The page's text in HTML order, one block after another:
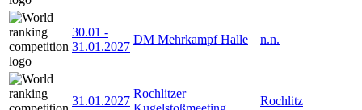
30.01 -
31.01.2027
DM Mehrkampf Halle n.n.
31.01.2027
Rochlitzer
Rochlitz